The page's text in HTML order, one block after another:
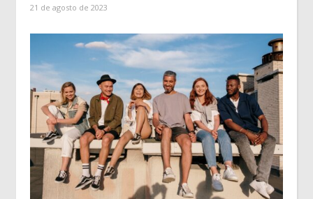
21 de agosto de 2023